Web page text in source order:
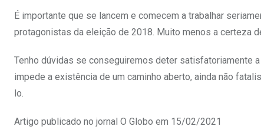
É importante que se lancem e comecem a trabalhar
protagonistas da eleição de 2018. Muito menos a certeza
Tenho dúvidas se conseguiremos deter satisfatoriamente
impede a existência de um caminho aberto, ainda não
lo.
Artigo publicado no jornal O Globo em 15/02/2021